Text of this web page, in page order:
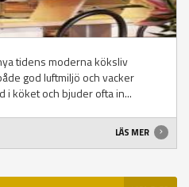
tidens moderna köksliv
god luftmiljö och vacker
i köket och bjuder ofta in...
LÄS MER